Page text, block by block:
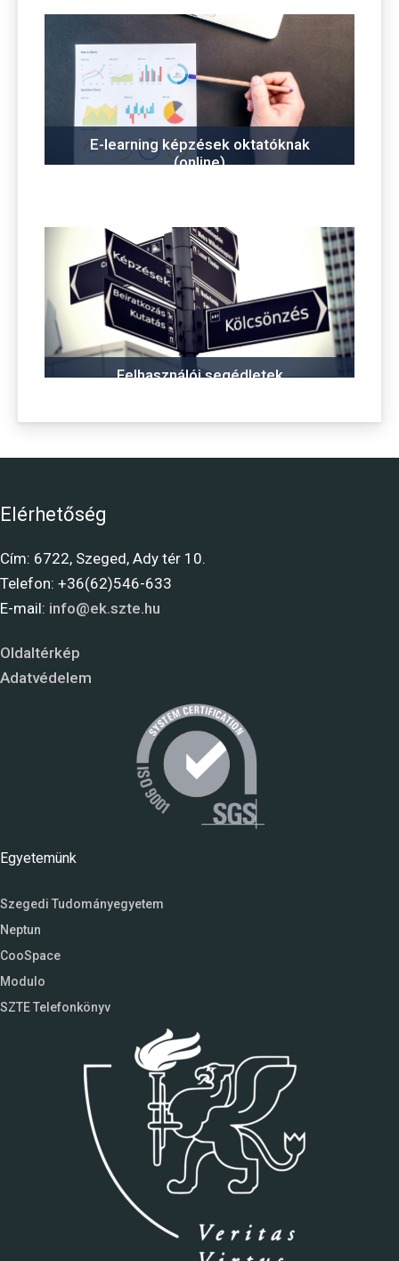
E-learning képzések oktatóknak
(online)
Felhasználói segédletek
Elérhetőség
Cím: 6722, Szeged, Ady tér 10.
Telefon: +36(62)546-633
E-mail: info@ek.szte.hu
Oldaltérkép
Adatvédelem
Egyetemünk
Szegedi Tudományegyetem
Neptun
CooSpace
Modulo
SZTE Telefonkönyv